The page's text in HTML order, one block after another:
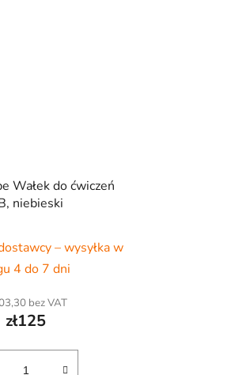
Wałek do ćwiczeń
niebieski
– wysyłka w
4 do 7 dni
bez VAT
zł125